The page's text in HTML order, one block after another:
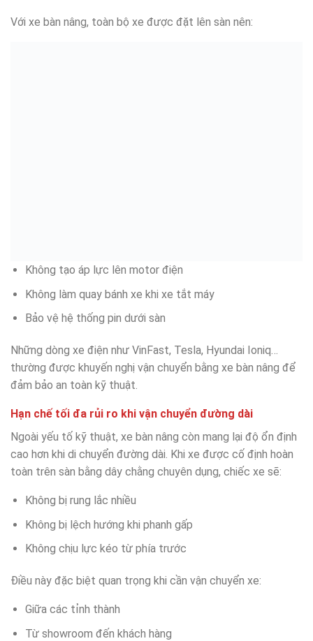
Với xe bàn nâng, toàn bộ xe được đặt lên sàn nên:
Không tạo áp lực lên motor điện
Không làm quay bánh xe khi xe tắt máy
Bảo vệ hệ thống pin dưới sàn
Những dòng xe điện như VinFast, Tesla, Hyundai Ioniq…
thường được khuyến nghị vận chuyển bằng xe bàn nâng để
đảm bảo an toàn kỹ thuật.
Hạn chế tối đa rủi ro khi vận chuyển đường dài
Ngoài yếu tố kỹ thuật, xe bàn nâng còn mang lại độ ổn định
cao hơn khi di chuyển đường dài. Khi xe được cố định hoàn
toàn trên sàn bằng dây chằng chuyên dụng, chiếc xe sẽ:
Không bị rung lắc nhiều
Không bị lệch hướng khi phanh gấp
Không chịu lực kéo từ phía trước
Điều này đặc biệt quan trọng khi cần vận chuyển xe:
Giữa các tỉnh thành
Từ showroom đến khách hàng